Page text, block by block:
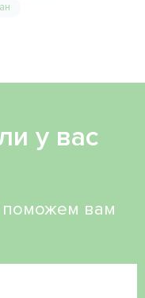
у вас
вам